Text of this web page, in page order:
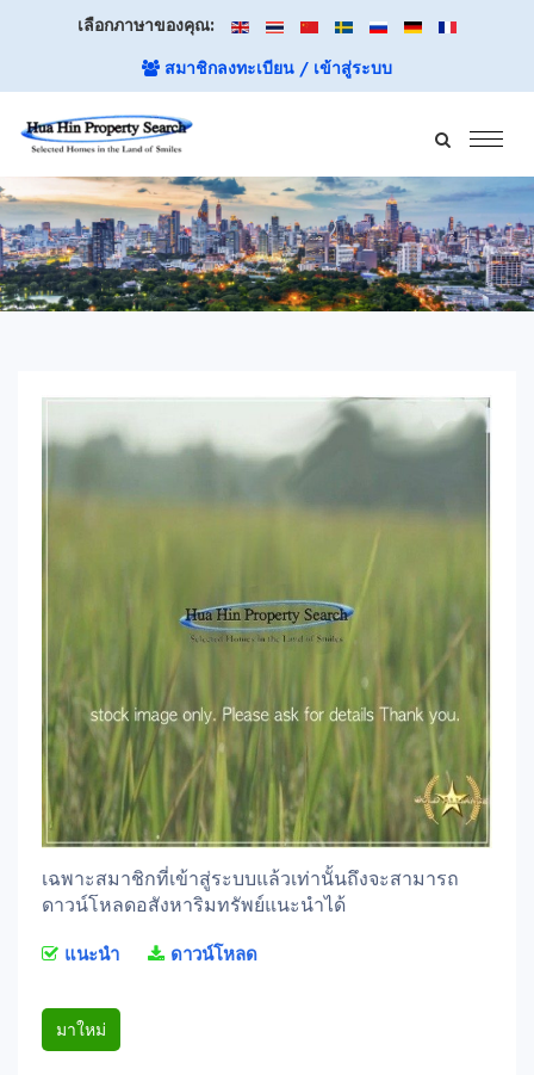
เลือกภาษาของคุณ:
สมาชิกลงทะเบียน / เข้าสู่ระบบ
เฉพาะสมาชิกที่เข้าสู่ระบบแล้วเท่านั้นถึงจะสามารถ
ดาวน์โหลดอสังหาริมทรัพย์แนะนำได้
แนะนำ ดาวน์โหลด
มาใหม่